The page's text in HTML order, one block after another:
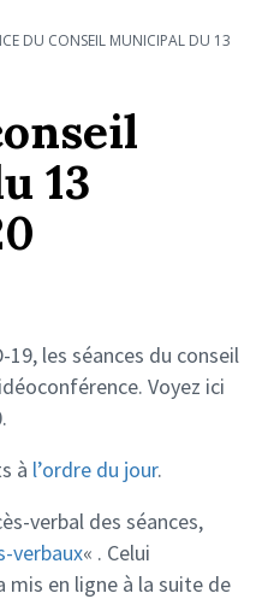
DU CONSEIL MUNICIPAL DU 13
13
19, les séances du conseil
Voyez ici
à l’ordre du jour.
verbal des séances,
verbaux« . Celui
mis en ligne à la suite de